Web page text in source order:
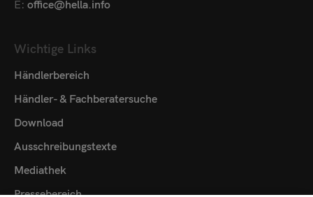
E: office@hella.info
Wichtige Links
Händlerbereich
Händler- & Fachberatersuche
Download
Ausschreibungstexte
Mediathek
Pressebereich